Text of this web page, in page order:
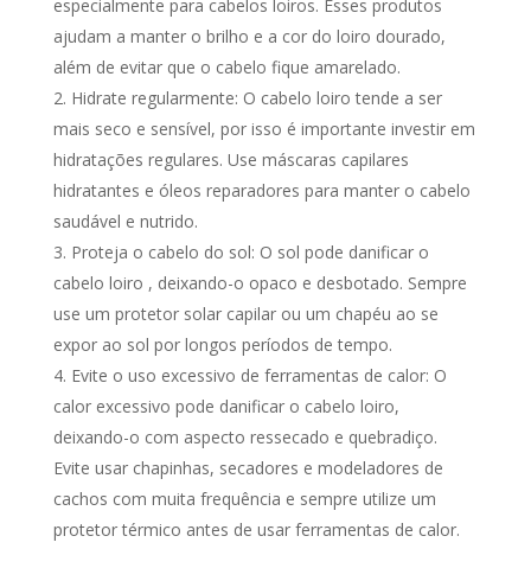
especialmente para cabelos loiros. Esses produtos
ajudam a manter o brilho e a cor do loiro dourado,
além de evitar que o cabelo fique amarelado.
Hidrate regularmente: O cabelo loiro tende a ser
mais seco e sensível, por isso é importante investir em
hidratações regulares. Use máscaras capilares
hidratantes e óleos reparadores para manter o cabelo
saudável e nutrido.
Proteja o cabelo do sol: O sol pode danificar o
cabelo loiro , deixando-o opaco e desbotado. Sempre
use um protetor solar capilar ou um chapéu ao se
expor ao sol por longos períodos de tempo.
Evite o uso excessivo de ferramentas de calor: O
calor excessivo pode danificar o cabelo loiro,
deixando-o com aspecto ressecado e quebradiço.
Evite usar chapinhas, secadores e modeladores de
cachos com muita frequência e sempre utilize um
protetor térmico antes de usar ferramentas de calor.